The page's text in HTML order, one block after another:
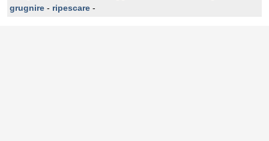
grugnire - ripescare -